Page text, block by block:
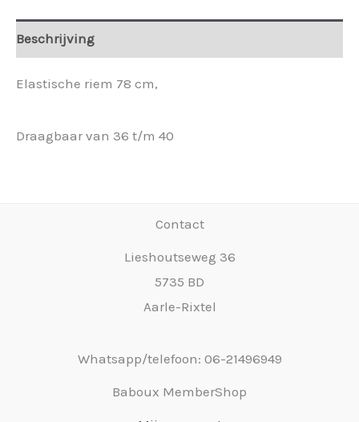
€ 19,95.€ 9,95.
Beschrijving
Elastische riem 78 cm,
Draagbaar van 36 t/m 40
Contact
Lieshoutseweg 36
5735 BD
Aarle-Rixtel
Whatsapp/telefoon: 06-21496949
Baboux MemberShop